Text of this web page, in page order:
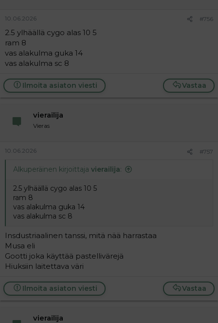
10.06.2026 #756
2.5 ylhäällä cygo alas 10 5
ram 8
vas alakulma guka 14
vas alakulma sc 8
Vastaa
Ilmoita asiaton viesti
vierailija
Vieras
10.06.2026 #757
Alkuperäinen kirjoittaja vierailija:
2.5 ylhäällä cygo alas 10 5
ram 8
vas alakulma guka 14
vas alakulma sc 8
Insdustriaalinen tanssi, mitä nää harrastaa
Musa eli
Gootti joka käyttää pastellivärejä
Hiuksiin laitettava väri
Vastaa
Ilmoita asiaton viesti
vierailija